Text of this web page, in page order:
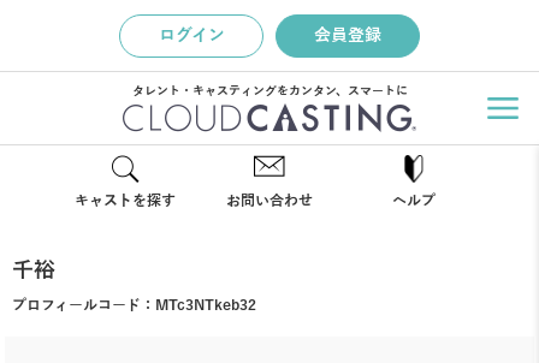
ログイン 会員登録
タレント・キャスティングをカンタン、スマートに
キャストを探す お問い合わせ ヘルプ
千裕
プロフィールコード： MTc3NTkeb32